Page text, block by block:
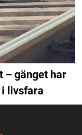
– gänget har
i livsfara